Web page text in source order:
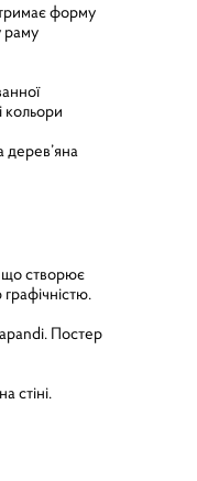
форму
раму
кольори
дерев’яна
що створює
Постер
стіні.